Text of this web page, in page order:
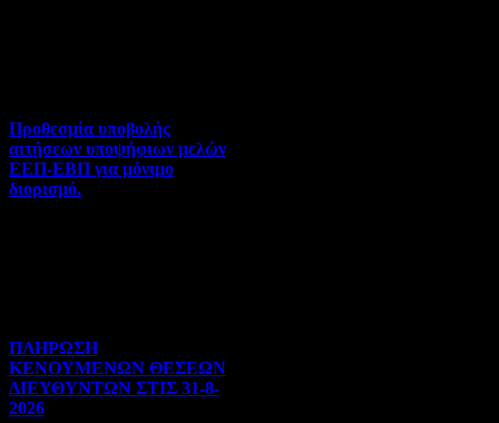
Προθεσμία υποβολής
αιτήσεων υποψήφιων μελών
ΕΕΠ-ΕΒΠ για μόνιμο
διορισμό.
ΠΛΗΡΩΣΗ
ΚΕΝΟΥΜΕΝΩΝ ΘΕΣΕΩΝ
ΔΙΕΥΘΥΝΤΩΝ ΣΤΙΣ 31-8-
2026